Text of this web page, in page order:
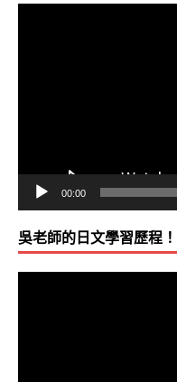
00:00
吳老師的日文學習歷程！